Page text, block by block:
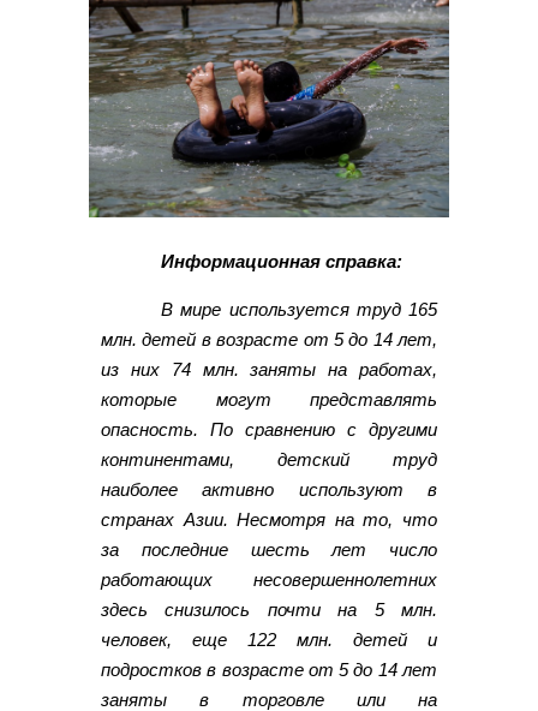
Информационная справка:
В мире используется труд 165
млн. детей в возрасте от 5 до 14 лет,
из них 74 млн. заняты на работах,
которые могут представлять
опасность. По сравнению с другими
континентами, детский труд
наиболее активно используют в
странах Азии. Несмотря на то, что
за последние шесть лет число
работающих несовершеннолетних
здесь снизилось почти на 5 млн.
человек, еще 122 млн. детей и
подростков в возрасте от 5 до 14 лет
заняты в торговле или на